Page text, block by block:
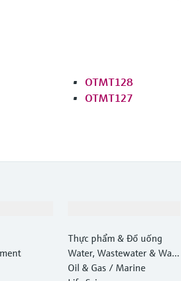
OTMT128
OTMT127
Thực phẩm & Đồ uống
Water, Wastewater & Wast
e
Oil & Gas / Marine